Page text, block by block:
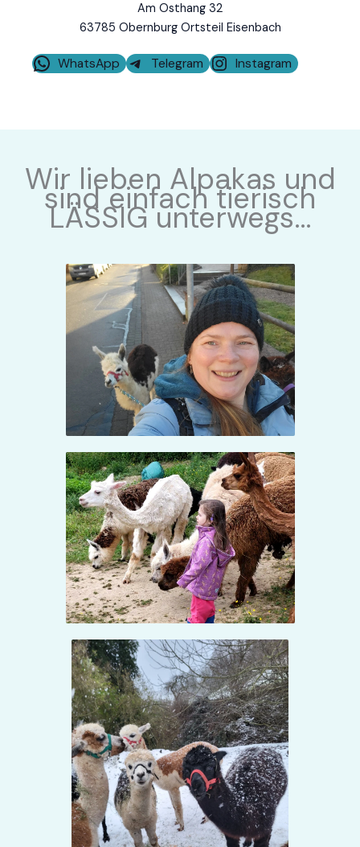
Am Osthang 32
63785 Obernburg Ortsteil Eisenbach
WhatsApp Telegram Instagram
Wir lieben Alpakas und
sind einfach tierisch
LÄSSIG unterwegs…